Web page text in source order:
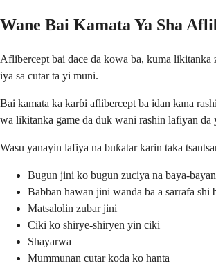
Wane Bai Kamata Ya Sha
Aflibercept bai dace da kowa ba, kuma likitanka
iya sa cutar ta yi muni.
Bai kamata ka karɓi aflibercept ba idan kana
wa likitanka game da duk wani rashin lafiyan da
Wasu yanayin lafiya na buƙatar ƙarin taka
Bugun jini ko bugun zuciya na baya-
Babban hawan jini wanda ba a sarrafa shi
Matsalolin zubar jini
Ciki ko shirye-shiryen yin ciki
Shayarwa
Mummunan cutar koda ko hanta